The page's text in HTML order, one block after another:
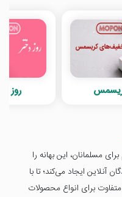
روز
مسلمانان، این بهانه را
آنلاین ایجاد می‌کند؛ تا با
برای انواع محصولات